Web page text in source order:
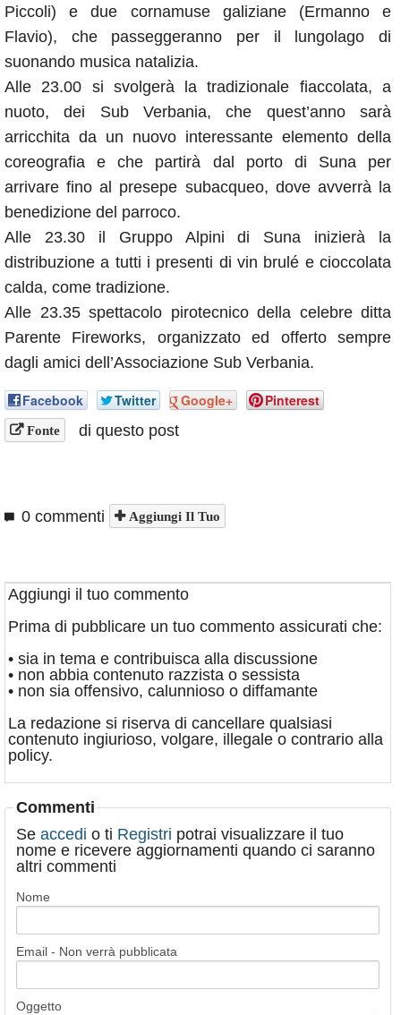
Piccoli) e due cornamuse galiziane (Ermanno e
Flavio), che passeggeranno per il lungolago di
suonando musica natalizia.
Alle 23.00 si svolgerà la tradizionale fiaccolata, a
nuoto, dei Sub Verbania, che quest’anno sarà
arricchita da un nuovo interessante elemento della
coreografia e che partirà dal porto di Suna per
arrivare fino al presepe subacqueo, dove avverrà la
benedizione del parroco.
Alle 23.30 il Gruppo Alpini di Suna inizierà la
distribuzione a tutti i presenti di vin brulé e cioccolata
calda, come tradizione.
Alle 23.35 spettacolo pirotecnico della celebre ditta
Parente Fireworks, organizzato ed offerto sempre
dagli amici dell’Associazione Sub Verbania.
Facebook Twitter Google+ Pinterest
Fonte di questo post
0 commenti Aggiungi Il Tuo
Aggiungi il tuo commento
Prima di pubblicare un tuo commento assicurati che:
• sia in tema e contribuisca alla discussione
• non abbia contenuto razzista o sessista
• non sia offensivo, calunnioso o diffamante
La redazione si riserva di cancellare qualsiasi
contenuto ingiurioso, volgare, illegale o contrario alla
policy.
Commenti
Se accedi o ti Registri potrai visualizzare il tuo
nome e ricevere aggiornamenti quando ci saranno
altri commenti
Nome
Email - Non verrà pubblicata
Oggetto